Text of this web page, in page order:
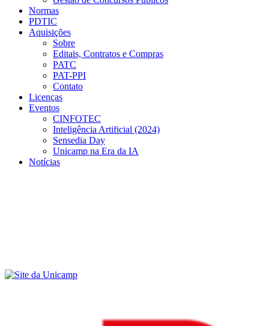
Normas
PDTIC
Aquisições
Sobre
Editais, Contratos e Compras
PATC
PAT-PPI
Contato
Licenças
Eventos
CINFOTEC
Inteligência Artificial (2024)
Sensedia Day
Unicamp na Era da IA
Notícias